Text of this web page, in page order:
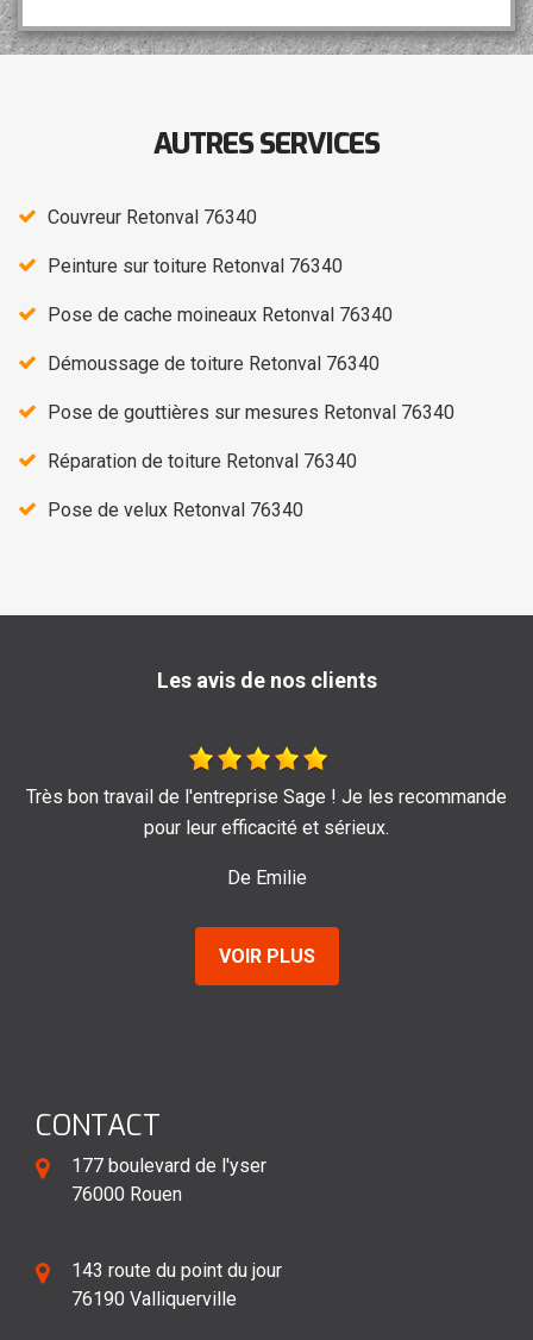
AUTRES SERVICES
Couvreur Retonval 76340
Peinture sur toiture Retonval 76340
Pose de cache moineaux Retonval 76340
Démoussage de toiture Retonval 76340
Pose de gouttières sur mesures Retonval 76340
Réparation de toiture Retonval 76340
Pose de velux Retonval 76340
Les avis de nos clients
! Je les recommande
Je recommande au
VOIR PLUS
CONTACT
177 boulevard de l'yser
76000 Rouen
143 route du point du jour
76190 Valliquerville